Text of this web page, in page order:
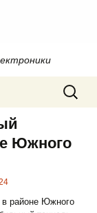
Найти:
Южного
в районе Южного